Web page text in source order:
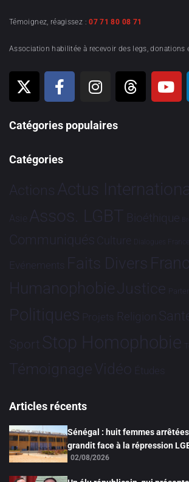
Témoignez, réagissez :07 71 80 08 71
Association habilitée à recevoir des legs, donations
Catégories populaires
Catégories
Actions Actus
Asie Assos. LGBT Bioéthique
Communiqués Culture Dialogues
Evénements Faits Divers
HumanophobieJustice
Politiques Projets Religion
Sport Stop Homophobie
TémoignageVidéo Études
Articles récents
Sénégal : huit femmes
grandit face à la répression
02/08/2026